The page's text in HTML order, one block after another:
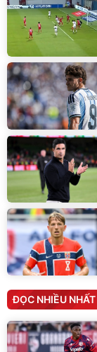
ĐỌC NHIỀU NHẤT